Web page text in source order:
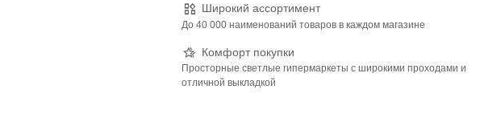
Широкий ассортимент
До 40 000 наименований товаров в каждом магазине
Комфорт покупки
Просторные светлые гипермаркеты с широкими проходами и
отличной выкладкой